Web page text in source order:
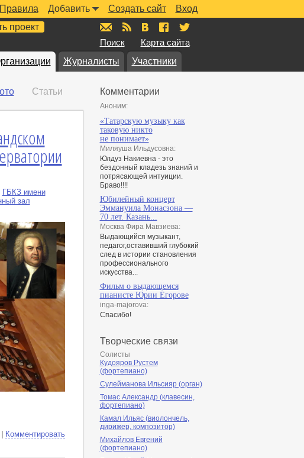
Вход
Создать сайт
Добавить
Правила
проект
Поиск Карта сайта
Журналисты Участники
Статьи
ГБКЗ имени
зал
Комментировать
Комментарии
Аноним:
«Татарскую музыку как
таковую никто
не понимает»
Миляуша Ильдусовна:
Юлдуз Накиевна - это
бездонный кладезь знаний и
потрясающей интуиции.
Браво!!!!
Юбилейный концерт
Эммануила Монасзона —
70 лет. Казань...
Москва Фира Мавзиева:
Выдающийся музыкант,
педагог,оставивший глубокий
след в истории становления
профессионального
искусства...
Фильм о выдающемся
пианисте Юрии Егорове
inga-majorova:
Спасибо!
Творческие связи
Солисты
Кудояров Рустем
(фортепиано)
Сулейманова Ильсияр (орган)
Томас Александр (клавесин,
фортепиано)
Камал Ильяс (виолончель,
дирижер, композитор)
Михайлов Евгений
(фортепиано)